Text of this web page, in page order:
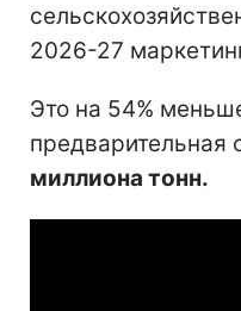
2026-27
Это на 54%
предварительная
миллиона тонн.